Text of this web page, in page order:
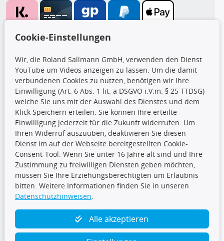
CARAT Gruppe
Folge uns
TecDoc Inside
Cookie-Einstellungen
Wir, die Roland Sallmann GmbH, verwenden den Dienst
YouTube um Videos anzeigen zu lassen. Um die damit
verbundenen Cookies zu nutzen, benötigen wir Ihre
Einwilligung (Art. 6 Abs. 1 lit. a DSGVO i.V.m. § 25 TTDSG)
welche Sie uns mit der Auswahl des Dienstes und dem
Klick Speichern erteilen. Sie können Ihre erteilte
Einwilligung jederzeit für die Zukunft widerrufen. Um
Ihren Widerruf auszuüben, deaktivieren Sie diesen
Dienst im auf der Webseite bereitgestellten Cookie-
Consent-Tool. Wenn Sie unter 16 Jahre alt sind und Ihre
Zustimmung zu freiwilligen Diensten geben möchten,
müssen Sie Ihre Erziehungsberechtigten um Erlaubnis
bitten. Weitere Informationen finden Sie in unseren
Datenschutzhinweisen
Alle akzeptieren